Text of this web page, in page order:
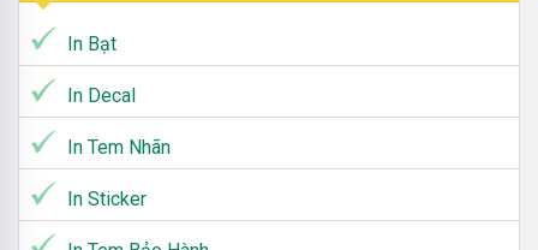
In Bạt
In Decal
In Tem Nhãn
In Sticker